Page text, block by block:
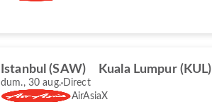
Istanbul (SAW) Kuala Lumpur (KUL)
dum., 30 aug. Direct
AirAsiaX